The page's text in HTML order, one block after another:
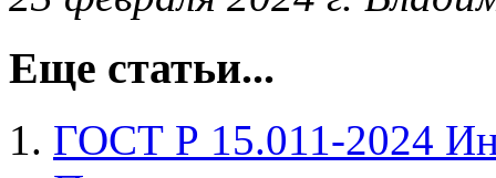
Еще статьи...
ГОСТ Р 15.011-2024